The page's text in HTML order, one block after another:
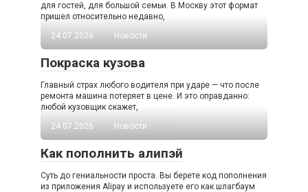
для гостей, для большой семьи. В Москву этот формат
пришел относительно недавно,
24.07.2026
Новости
Покраска кузова
Главный страх любого водителя при ударе — что после
ремонта машина потеряет в цене. И это оправданно:
любой кузовщик скажет,
24.07.2026
Новости
Как пополнить алипэй
Суть до гениальности проста. Вы берете код пополнения
из приложения Alipay и используете его как шлагбаум